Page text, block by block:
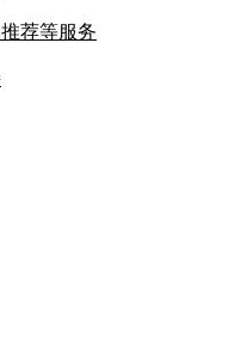
荐等服务